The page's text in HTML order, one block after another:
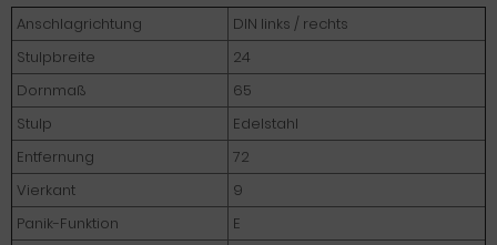
Anschlagrichtung
DIN links / rechts
Stulpbreite
24
Dornmaß
65
Stulp
Edelstahl
Entfernung
72
Vierkant
9
Panik-Funktion
E